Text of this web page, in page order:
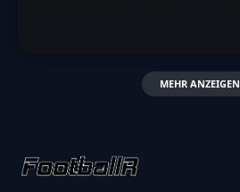
MEHR ANZEIGEN